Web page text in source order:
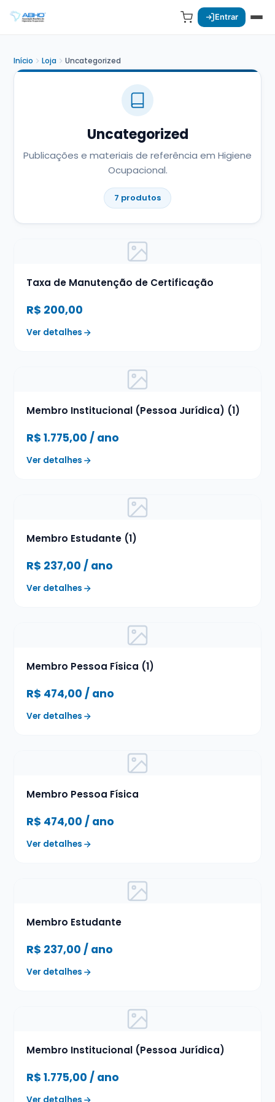
Entrar
Início Loja Uncategorized
Uncategorized
Publicações e materiais de referência em Higiene
Ocupacional.
7 produtos
Taxa de Manutenção de Certificação
R$ 200,00
Ver detalhes
Membro Institucional (Pessoa Jurídica) (1)
R$ 1.775,00 / ano
Ver detalhes
Membro Estudante (1)
R$ 237,00 / ano
Ver detalhes
Membro Pessoa Física (1)
R$ 474,00 / ano
Ver detalhes
Membro Pessoa Física
R$ 474,00 / ano
Ver detalhes
Membro Estudante
R$ 237,00 / ano
Ver detalhes
Membro Institucional (Pessoa Jurídica)
R$ 1.775,00 / ano